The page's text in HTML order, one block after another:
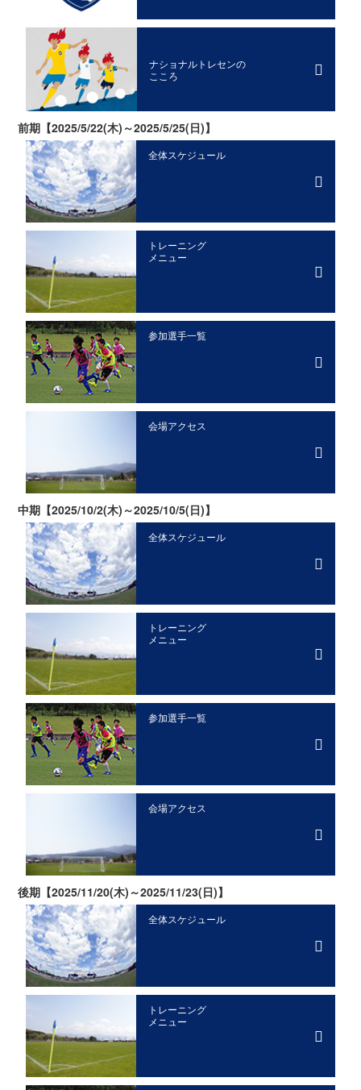
ナショナルトレセンの
こころ
前期【2025/5/22(木)～2025/5/25(日)】
全体スケジュール
トレーニング
メニュー
参加選手一覧
会場アクセス
中期【2025/10/2(木)～2025/10/5(日)】
全体スケジュール
トレーニング
メニュー
参加選手一覧
会場アクセス
後期【2025/11/20(木)～2025/11/23(日)】
全体スケジュール
トレーニング
メニュー